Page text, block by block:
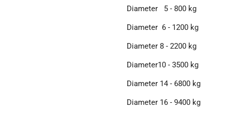
Diameter 5 - 800 kg
Diameter 6 - 1200 kg
Diameter 8 - 2200 kg
Diameter10 - 3500 kg
Diameter 14 - 6800 kg
Diameter 16 - 9400 kg